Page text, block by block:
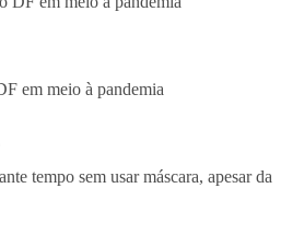
em meio à pandemia